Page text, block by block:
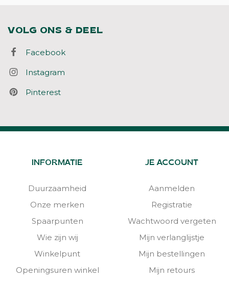
VOLG ONS & DEEL
Facebook
Instagram
Pinterest
INFORMATIE
Duurzaamheid
Onze merken
Spaarpunten
Wie zijn wij
Winkelpunt
Openingsuren winkel
JE ACCOUNT
Aanmelden
Registratie
Wachtwoord vergeten
Mijn verlanglijstje
Mijn bestellingen
Mijn retours